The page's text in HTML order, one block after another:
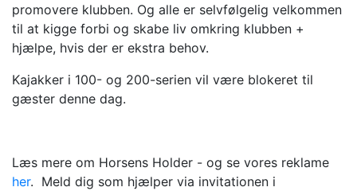
promovere klubben. Og alle er selvfølgelig velkommen
til at kigge forbi og skabe liv omkring klubben +
hjælpe, hvis der er ekstra behov.
Kajakker i 100- og 200-serien vil være blokeret til
gæster denne dag.
Læs mere om Horsens Holder - og se vores reklame
her. Meld dig som hjælper via invitationen i